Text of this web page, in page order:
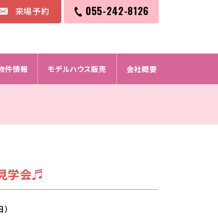
来場予約 055-242-8126
件情報 モデルハウス販売 会社概要
学会♬